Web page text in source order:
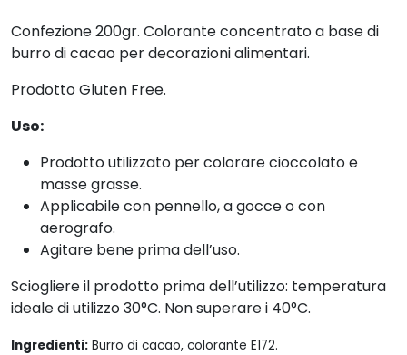
Confezione 200gr. Colorante concentrato a base di
burro di cacao per decorazioni alimentari.
Prodotto Gluten Free.
Uso:
Prodotto utilizzato per colorare cioccolato e
masse grasse.
Applicabile con pennello, a gocce o con
aerografo.
Agitare bene prima dell’uso.
Sciogliere il prodotto prima dell’utilizzo: temperatura
ideale di utilizzo 30°C. Non superare i 40°C.
Ingredienti: Burro di cacao, colorante E172.